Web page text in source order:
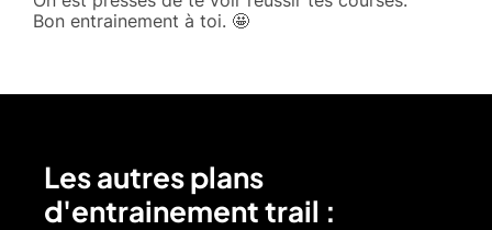
Bon entrainement à toi. 🤩
Les autres plans
d'entrainement trail :